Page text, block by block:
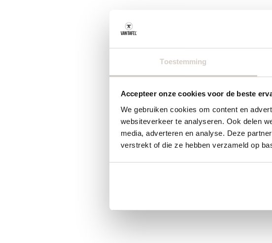
Toestemming
Accepteer onze cookies voor de beste
We gebruiken cookies om content en
websiteverkeer te analyseren. Ook delen
media, adverteren en analyse. Deze
verstrekt of die ze hebben verzameld op